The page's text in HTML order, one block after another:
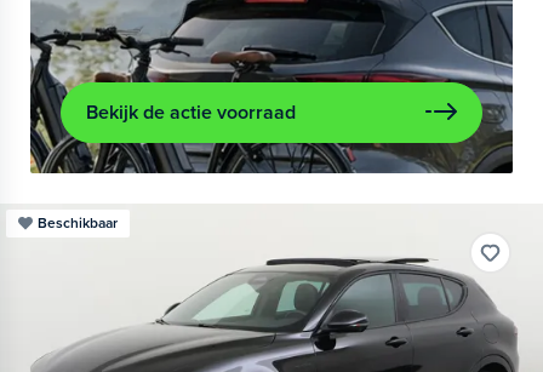
Bekijk de actie voorraad
Beschikbaar